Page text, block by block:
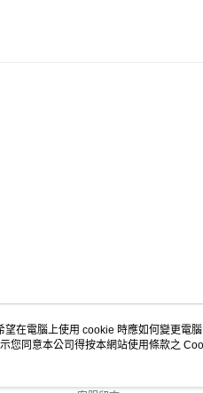
客服資訊
在電腦上使用 cookie 時應如何變更電
您同意本公司得按本網站使用條款之